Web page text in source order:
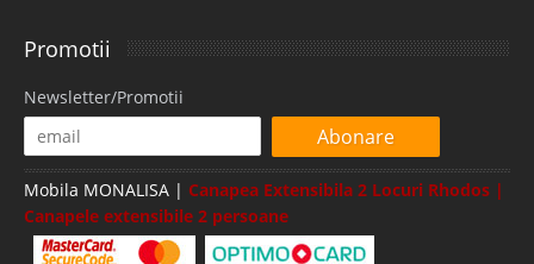
Promotii
Newsletter/Promotii
Abonare
Mobila MONALISA | Canapea Extensibila 2 Locuri Rhodos |
Canapele extensibile 2 persoane